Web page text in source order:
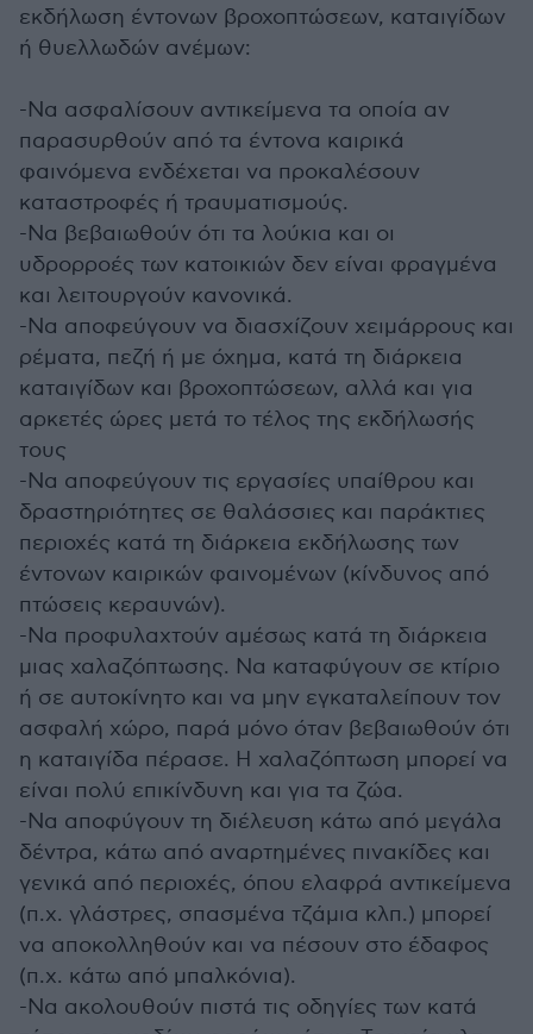
εκδήλωση έντονων βροχοπτώσεων, καταιγίδων
ή θυελλωδών ανέμων:
-Να ασφαλίσουν αντικείμενα τα οποία αν
παρασυρθούν από τα έντονα καιρικά
φαινόμενα ενδέχεται να προκαλέσουν
καταστροφές ή τραυματισμούς.
-Να βεβαιωθούν ότι τα λούκια και οι
υδρορροές των κατοικιών δεν είναι φραγμένα
και λειτουργούν κανονικά.
-Να αποφεύγουν να διασχίζουν χειμάρρους και
ρέματα, πεζή ή με όχημα, κατά τη διάρκεια
καταιγίδων και βροχοπτώσεων, αλλά και για
αρκετές ώρες μετά το τέλος της εκδήλωσής
τους
-Να αποφεύγουν τις εργασίες υπαίθρου και
δραστηριότητες σε θαλάσσιες και παράκτιες
περιοχές κατά τη διάρκεια εκδήλωσης των
έντονων καιρικών φαινομένων (κίνδυνος από
πτώσεις κεραυνών).
-Να προφυλαχτούν αμέσως κατά τη διάρκεια
μιας χαλαζόπτωσης. Να καταφύγουν σε κτίριο
ή σε αυτοκίνητο και να μην εγκαταλείπουν τον
ασφαλή χώρο, παρά μόνο όταν βεβαιωθούν ότι
η καταιγίδα πέρασε. Η χαλαζόπτωση μπορεί να
είναι πολύ επικίνδυνη και για τα ζώα.
-Να αποφύγουν τη διέλευση κάτω από μεγάλα
δέντρα, κάτω από αναρτημένες πινακίδες και
γενικά από περιοχές, όπου ελαφρά αντικείμενα
(π.χ. γλάστρες, σπασμένα τζάμια κλπ.) μπορεί
να αποκολληθούν και να πέσουν στο έδαφος
(π.χ. κάτω από μπαλκόνια).
-Να ακολουθούν πιστά τις οδηγίες των κατά